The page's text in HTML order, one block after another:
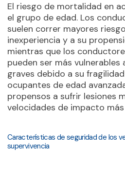
El riesgo de mortalidad en
el grupo de edad. Los
suelen correr mayores
inexperiencia y a su
mientras que los
pueden ser más vulnerables
graves debido a su
ocupantes de edad
propensos a sufrir lesiones
velocidades de impacto más
Características de seguridad de los
supervivencia